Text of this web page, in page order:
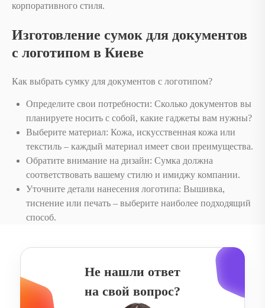
корпоративного стиля.
Изготовление сумок для документов
с логотипом в Киеве
Как выбрать сумку для документов с логотипом?
Определите свои потребности: Сколько документов вы
планируете носить с собой, какие гаджеты вам нужны?
Выберите материал: Кожа, искусственная кожа или
текстиль – каждый материал имеет свои преимущества.
Обратите внимание на дизайн: Сумка должна
соответствовать вашему стилю и имиджу компании.
Уточните детали нанесения логотипа: Вышивка,
тиснение или печать – выберите наиболее подходящий
способ.
Не нашли ответ
на свой вопрос?